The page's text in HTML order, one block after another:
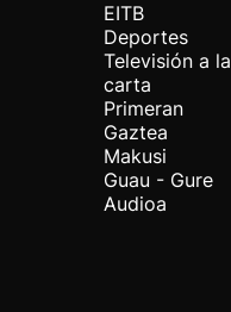
EITB
Deportes
Televisión a la
carta
Primeran
Gaztea
Makusi
Guau - Gure
Audioa